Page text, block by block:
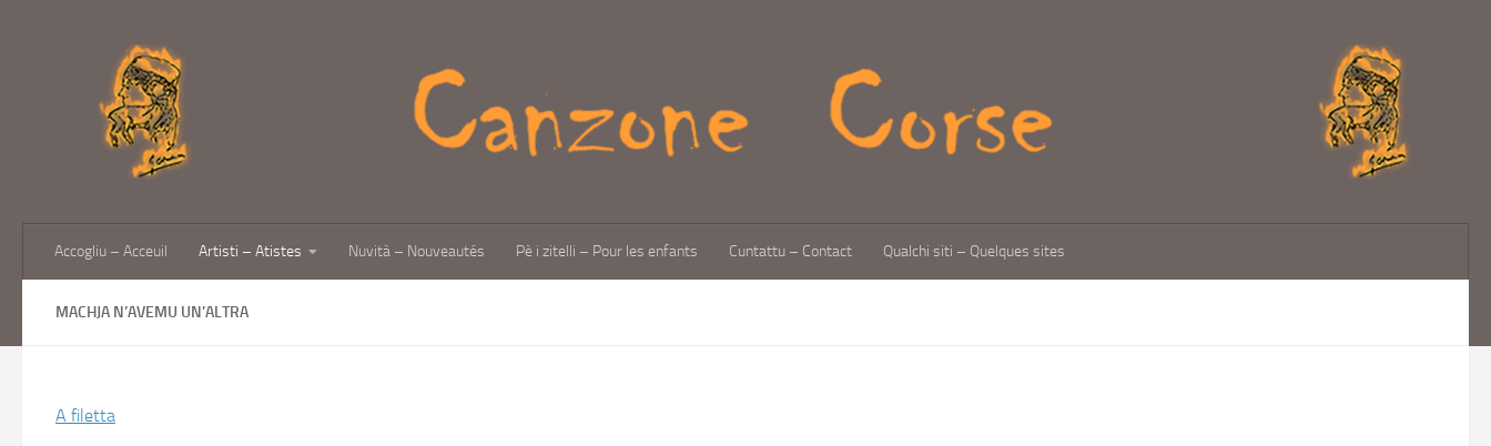
Accogliu – Acceuil Artisti – Atistes Nuvità – Nouveautés Pè i zitelli – Pour les enfants Cuntattu – Contact Qualchi siti – Quelques sites
MACHJA N’AVEMU UN’ALTRA
A filetta